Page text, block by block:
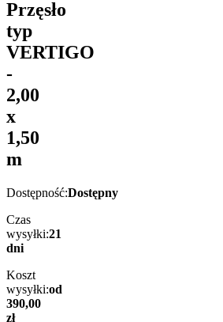
Przęsło
typ
VERTIGO
-
2,00
x
1,50
m
Dostępność:Dostępny
Czas
wysyłki:21
dni
Koszt
wysyłki:od
390,00
zł